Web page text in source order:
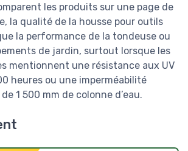
les produits sur une page de
la qualité de la housse pour outils
la performance de la tondeuse ou
de jardin, surtout lorsque les
mentionnent une résistance aux UV
heures ou une imperméabilité
1 500 mm de colonne d’eau.